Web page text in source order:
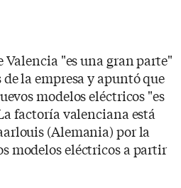
"es una gran parte"
la empresa y apuntó que
modelos eléctricos "es
factoría valenciana está
(Alemania) por la
modelos eléctricos a partir